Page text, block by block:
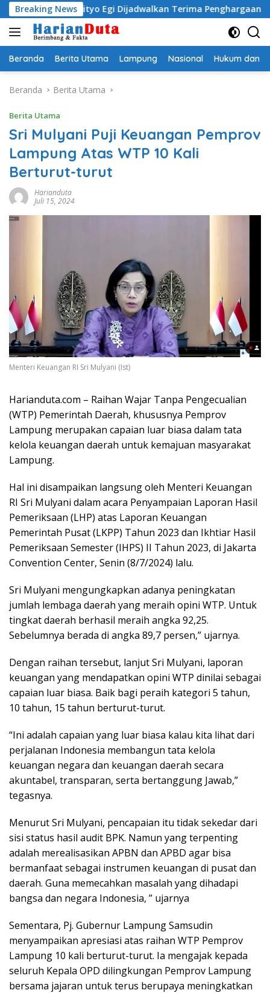
Langsung
ke
konten
Breaking News
Egi Dijadwalkan Terima Penghargaan dari HKBP
Beranda Berita Utama Lampung Nasional Hukum dan
Beranda Berita Utama
Berita Utama
Sri Mulyani Puji Keuangan Pemprov
Lampung Atas WTP 10 Kali
Berturut-turut
Harianduta
Juli 15, 2024
Menteri Keuangan RI Sri Mulyani (Ist)
Harianduta.com – Raihan Wajar Tanpa Pengecualian
(WTP) Pemerintah Daerah, khususnya Pemprov
Lampung merupakan capaian luar biasa dalam tata
kelola keuangan daerah untuk kemajuan masyarakat
Lampung.
Hal ini disampaikan langsung oleh Menteri Keuangan
RI Sri Mulyani dalam acara Penyampaian Laporan Hasil
Pemeriksaan (LHP) atas Laporan Keuangan
Pemerintah Pusat (LKPP) Tahun 2023 dan Ikhtiar Hasil
Pemeriksaan Semester (IHPS) II Tahun 2023, di Jakarta
Convention Center, Senin (8/7/2024) lalu.
Sri Mulyani mengungkapkan adanya peningkatan
jumlah lembaga daerah yang meraih opini WTP. Untuk
tingkat daerah berhasil meraih angka 92,25.
Sebelumnya berada di angka 89,7 persen,” ujarnya.
Dengan raihan tersebut, lanjut Sri Mulyani, laporan
keuangan yang mendapatkan opini WTP dinilai sebagai
capaian luar biasa. Baik bagi peraih kategori 5 tahun,
10 tahun, 15 tahun berturut-turut.
“Ini adalah capaian yang luar biasa kalau kita lihat dari
perjalanan Indonesia membangun tata kelola
keuangan negara dan keuangan daerah secara
akuntabel, transparan, serta bertanggung Jawab,”
tegasnya.
Menurut Sri Mulyani, pencapaian itu tidak sekedar dari
sisi status hasil audit BPK. Namun yang terpenting
adalah merealisasikan APBN dan APBD agar bisa
bermanfaat sebagai instrumen keuangan di pusat dan
daerah. Guna memecahkan masalah yang dihadapi
bangsa dan negara Indonesia, ” ujarnya
Sementara, Pj. Gubernur Lampung Samsudin
menyampaikan apresiasi atas raihan WTP Pemprov
Lampung 10 kali berturut-turut. Ia mengajak kepada
seluruh Kepala OPD dilingkungan Pemprov Lampung
bersama jajaran untuk terus berupaya meningkatkan